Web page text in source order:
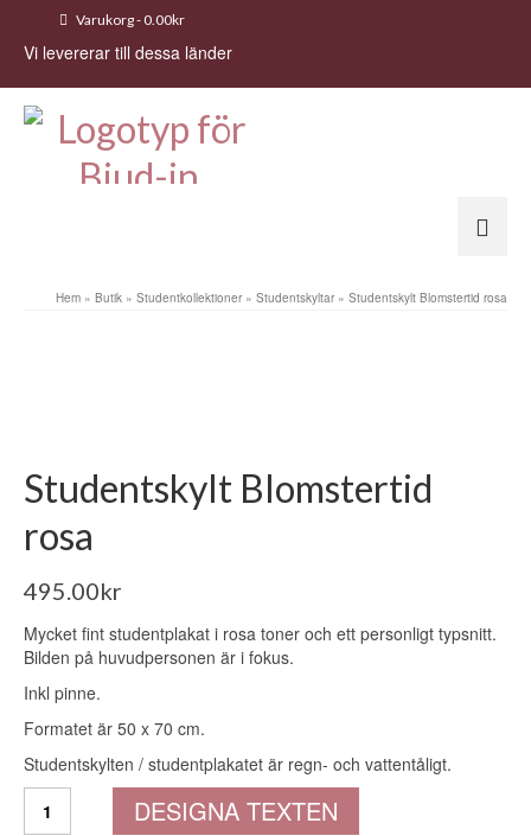
Varukorg- 0.00kr
Vi levererar till dessa länder
Hem » Butik » Studentkollektioner » Studentskyltar » Studentskylt Blomstertid rosa
Studentskylt Blomstertid
rosa
495.00kr
Mycket fint studentplakat i rosa toner och ett personligt typsnitt.
Bilden på huvudpersonen är i fokus.
Inkl pinne.
Formatet är 50 x 70 cm.
Studentskylten / studentplakatet är regn- och vattentåligt.
Blomstertid
DESIGNA TEXTEN